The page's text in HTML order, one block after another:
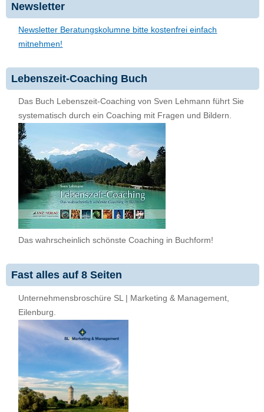
Newsletter
Newsletter Beratungskolumne bitte kostenfrei einfach
mitnehmen!
Lebenszeit-Coaching Buch
Das Buch Lebenszeit-Coaching von Sven Lehmann führt Sie
systematisch durch ein Coaching mit Fragen und Bildern.
Das wahrscheinlich schönste Coaching in Buchform!
Fast alles auf 8 Seiten
Unternehmensbroschüre SL | Marketing & Management,
Eilenburg.